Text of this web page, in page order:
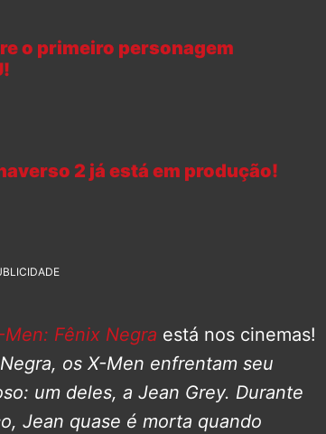
o primeiro personagem
2 já está em produção!
Men: Fênix Negra está nos cinemas!
os X-Men enfrentam seu
um deles, a Jean Grey. Durante
Jean quase é morta quando